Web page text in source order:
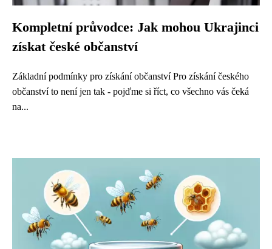
Kompletní průvodce: Jak mohou Ukrajinci
získat české občanství
Základní podmínky pro získání občanství Pro získání českého
občanství to není jen tak - pojďme si říct, co všechno vás čeká
na...